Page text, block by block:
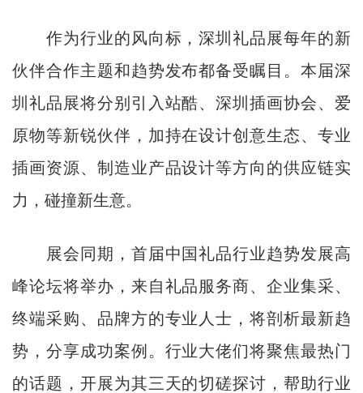
作为行业的风向标，深圳礼品展每年的新
伙伴合作主题和趋势发布都备受瞩目。本届深
圳礼品展将分别引入站酷、深圳插画协会、爱
原物等新锐伙伴，加持在设计创意生态、专业
插画资源、制造业产品设计等方向的供应链实
力，碰撞新生意。
展会同期，首届中国礼品行业趋势发展高
峰论坛将举办，来自礼品服务商、企业集采、
终端采购、品牌方的专业人士，将剖析最新趋
势，分享成功案例。行业大佬们将聚焦最热门
的话题，开展为其三天的切磋探讨，帮助行业